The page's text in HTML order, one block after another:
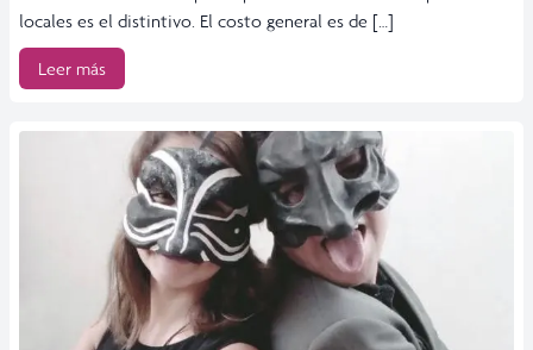
locales es el distintivo. El costo general es de […]
Leer más